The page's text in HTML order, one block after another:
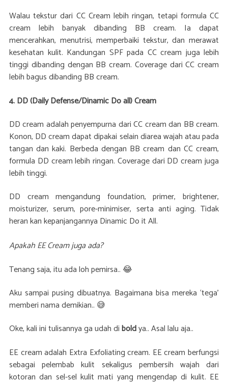
Walau tekstur dari CC Cream lebih ringan, tetapi formula CC
cream lebih banyak dibanding BB cream. Ia dapat
mencerahkan, menutrisi, memperbaiki tekstur, dan merawat
kesehatan kulit. Kandungan SPF pada CC cream juga lebih
tinggi dibanding dengan BB cream. Coverage dari CC cream
lebih bagus dibanding BB cream.
4. DD (Daily Defense/Dinamic Do all) Cream
DD cream adalah penyempurna dari CC cream dan BB cream.
Konon, DD cream dapat dipakai selain diarea wajah atau pada
tangan dan kaki. Berbeda dengan BB cream dan CC cream,
formula DD cream lebih ringan. Coverage dari DD cream juga
lebih tinggi.
DD cream mengandung foundation, primer, brightener,
moisturizer, serum, pore-minimiser, serta anti aging. Tidak
heran kan kepanjangannya Dinamic Do it All.
Apakah EE Cream juga ada?
Tenang saja, itu ada loh pemirsa.. 😂
Aku sampai pusing dibuatnya. Bagaimana bisa mereka ‘tega’
memberi nama demikian.. 😅
Oke, kali ini tulisannya ga udah diboldya.. Asal lalu aja..
EE cream adalah Extra Exfoliating cream. EE cream berfungsi
sebagai pelembab kulit sekaligus pembersih wajah dari
kotoran dan sel-sel kulit mati yang mengendap di kulit. EE